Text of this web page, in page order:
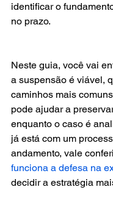
identificar o
no prazo.
Neste guia, você vai
a suspensão é viável,
caminhos mais
pode ajudar a
enquanto o caso é
já está com um
andamento, vale
funciona a defesa na
decidir a estratégia